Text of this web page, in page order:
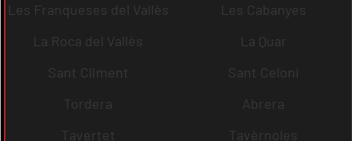
Les Franqueses del Vallès
Les Cabanyes
La Roca del Vallès
La Quar
Sant Climent
Sant Celoni
Tordera
Abrera
Tavertet
Tavèrnoles